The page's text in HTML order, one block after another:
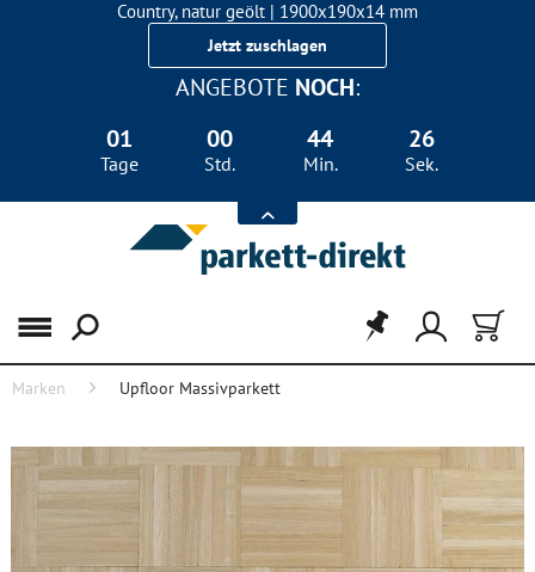
Country, natur geölt | 1900x190x14 mm
Landhausdiele Eiche für nur 29,90 €/m²
Jetzt zuschlagen
ANGEBOTE NOCH:
01
Tage
00
Std.
44
Min.
25
Sek.
Menü
Marken Upfloor Massivparkett